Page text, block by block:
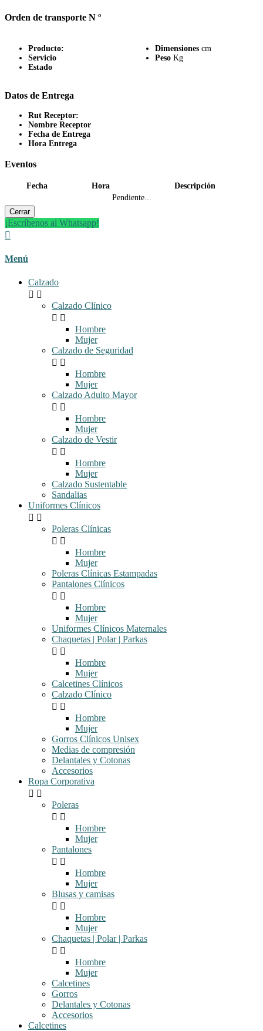
Orden de transporte N º
Producto:
Servicio
Estado
Dimensiones cm
Peso Kg
Datos de Entrega
Rut Receptor:
Nombre Receptor
Fecha de Entrega
Hora Entrega
Eventos
Fecha Hora
Descripción
Pendiente...
Cerrar
¡Escríbenos al Whatsapp!

Menú
Calzado
 
Calzado Clínico
 
Hombre
Mujer
Calzado de Seguridad
 
Hombre
Mujer
Calzado Adulto Mayor
 
Hombre
Mujer
Calzado de Vestir
 
Hombre
Mujer
Calzado Sustentable
Sandalias
Uniformes Clínicos
 
Poleras Clínicas
 
Hombre
Mujer
Poleras Clínicas Estampadas
Pantalones Clínicos
 
Hombre
Mujer
Uniformes Clínicos Maternales
Chaquetas | Polar | Parkas
 
Hombre
Mujer
Calcetines Clínicos
Calzado Clínico
 
Hombre
Mujer
Gorros Clínicos Unisex
Medias de compresión
Delantales y Cotonas
Accesorios
Ropa Corporativa
 
Poleras
 
Hombre
Mujer
Pantalones
 
Hombre
Mujer
Blusas y camisas
 
Hombre
Mujer
Chaquetas | Polar | Parkas
 
Hombre
Mujer
Calcetines
Gorros
Delantales y Cotonas
Accesorios
Calcetines